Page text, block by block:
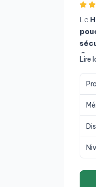
Le
Go
Lire